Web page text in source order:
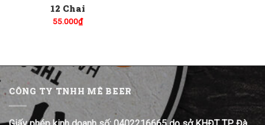
12 Chai
55.000₫
CÔNG TY TNHH MÊ BEER